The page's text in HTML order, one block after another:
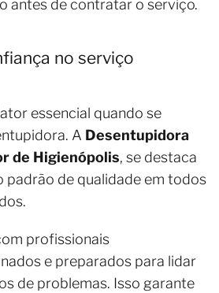
antes de contratar o serviço.
no serviço
essencial quando se
A Desentupidora
de Higienópolis, se destaca
padrão de qualidade em todos
profissionais
e preparados para lidar
de problemas. Isso garante